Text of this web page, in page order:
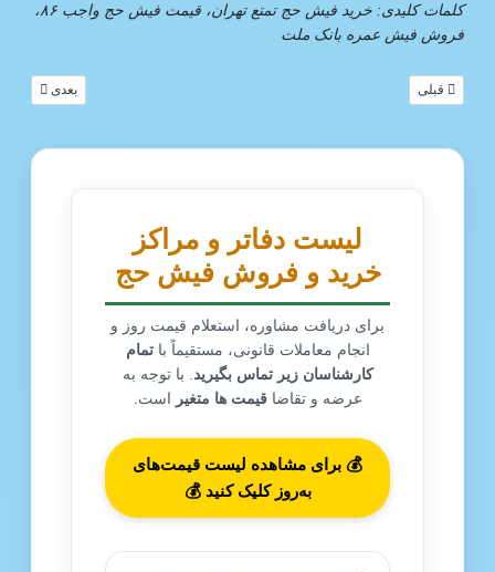
کلمات کلیدی: خرید فیش حج تمتع تهران، قیمت فیش حج واجب ۸۶،
فروش فیش عمره بانک ملت
مطلب قبلی: بازار تخصصی خرید و فروش فیش حج (تمتع و عمره) | اطلاعات شفاف و دسته‌بندی
قبلی مطلب بعدی:
بعدی
لیست دفاتر و مراکز
خرید و فروش فیش حج
برای دریافت مشاوره، استعلام قیمت روز و
انجام معاملات قانونی، مستقیماً باتمام
کارشناسان زیر تماس بگیرید. با توجه به
عرضه و تقاضاقیمت ها متغیر است.
💰 برای مشاهده لیست قیمت‌های
به‌روز کلیک کنید 💰